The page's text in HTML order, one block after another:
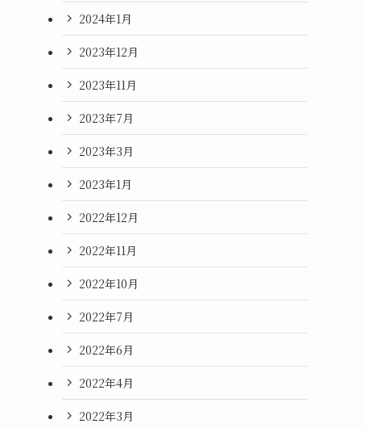
2024年1月
2023年12月
2023年11月
2023年7月
2023年3月
2023年1月
2022年12月
2022年11月
2022年10月
2022年7月
2022年6月
2022年4月
2022年3月